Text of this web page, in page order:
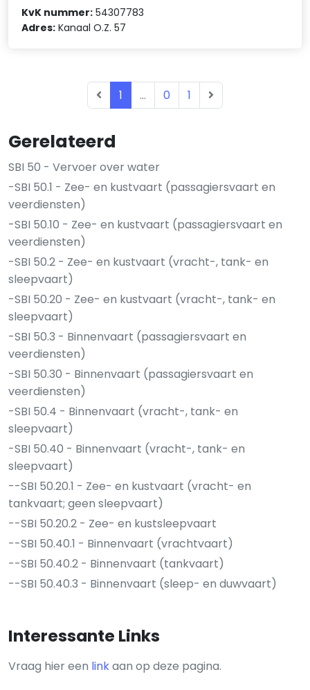
Gerelateerd
SBI 50 - Vervoer over water
-SBI 50.1 - Zee- en kustvaart (passagiersvaart en
veerdiensten)
-SBI 50.10 - Zee- en kustvaart (passagiersvaart en
veerdiensten)
-SBI 50.2 - Zee- en kustvaart (vracht-, tank- en
sleepvaart)
-SBI 50.20 - Zee- en kustvaart (vracht-, tank- en
sleepvaart)
-SBI 50.3 - Binnenvaart (passagiersvaart en
veerdiensten)
-SBI 50.30 - Binnenvaart (passagiersvaart en
veerdiensten)
-SBI 50.4 - Binnenvaart (vracht-, tank- en
sleepvaart)
-SBI 50.40 - Binnenvaart (vracht-, tank- en
sleepvaart)
--SBI 50.20.1 - Zee- en kustvaart (vracht- en
tankvaart; geen sleepvaart)
--SBI 50.20.2 - Zee- en kustsleepvaart
--SBI 50.40.1 - Binnenvaart (vrachtvaart)
--SBI 50.40.2 - Binnenvaart (tankvaart)
--SBI 50.40.3 - Binnenvaart (sleep- en duwvaart)
Interessante Links
Vraag hier een linkaan op deze pagina.
KvK nummer: 54307783
Adres: Kanaal O.Z. 57
1 ... 0 1